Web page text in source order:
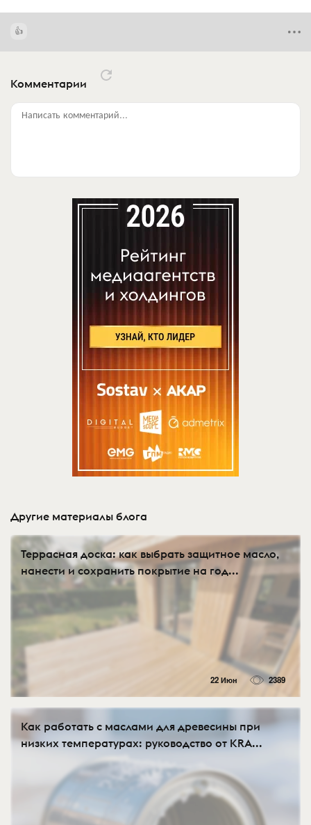
Комментарии
Написать комментарий...
Другие материалы блога
Террасная доска: как выбрать защитное масло,
нанести и сохранить покрытие на год...
22 Июн 2389
Как работать с маслами для древесины при
низких температурах: руководство от KRA...